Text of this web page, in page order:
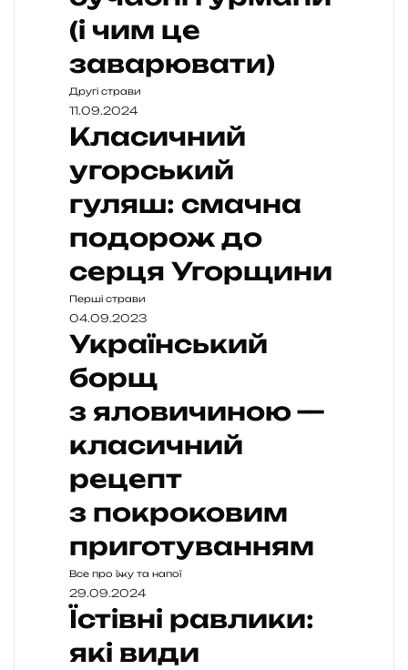
(і чим це
заварювати)
Другі страви
11.09.2024
Класичний
угорський
гуляш: смачна
подорож до
серця Угорщини
Перші страви
04.09.2023
Український
борщ
з яловичиною —
класичний
рецепт
з покроковим
приготуванням
Все про їжу та напої
29.09.2024
Їстівні равлики:
які види